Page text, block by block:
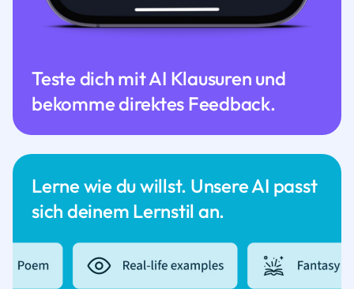
Lerne wie du willst. Unsere AI passt
sich deinem Lernstil an.
Teste dich mit AI Klausuren und
bekomme direktes Feedback.